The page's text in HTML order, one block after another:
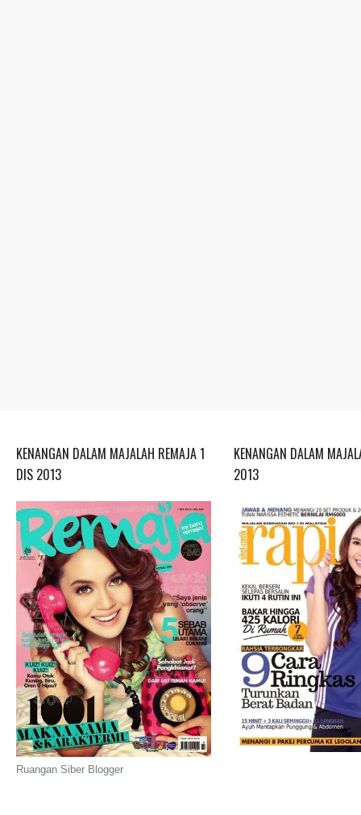
KENANGAN DALAM MAJALAH REMAJA 1
DIS 2013
Ruangan Siber Blogger
KENANGAN DALAM
2013